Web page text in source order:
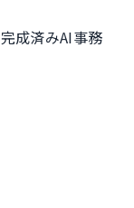
成済みAI事務